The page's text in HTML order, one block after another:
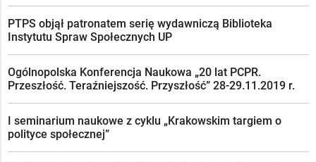
PTPS objął patronatem serię wydawniczą Biblioteka
Instytutu Spraw Społecznych UP
Ogólnopolska Konferencja Naukowa „20 lat PCPR.
Przeszłość. Teraźniejszość. Przyszłość” 28-29.11.2019 r.
I seminarium naukowe z cyklu „Krakowskim targiem o
polityce społecznej”